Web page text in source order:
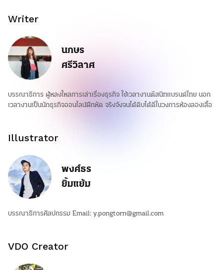
Writer
นภษร
ศรีวิลาศ
บรรณาธิการ ผู้หลงใหลการเล่าเรื่องธุรกิจ ใช้เวลางานตีสนิทแบรนด์ไทย นอก
เวลางานเป็นนักธุรกิจออนไลน์ฝึกหัด จริงจังจนได้ดิบได้ดีในวงการห้องลองเสื้อ
Illustrator
พงศ์ธร
ยิ้มแย้ม
บรรณาธิการศิลปกรรม Email:y.pongtorn@gmail.com
VDO Creator